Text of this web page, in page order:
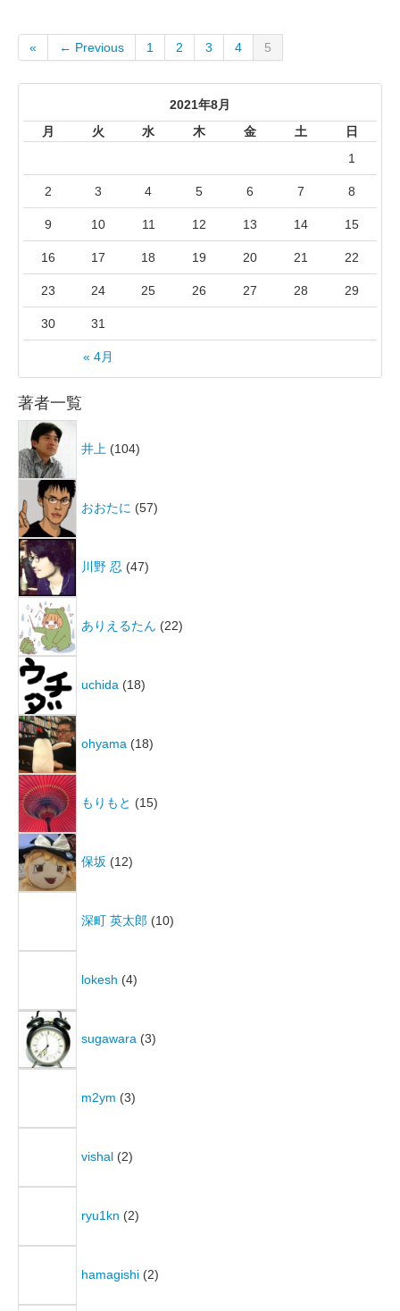
« ← Previous 1 2 3 4 5
2021年8月
月
火 水 木 金 土 日
« 4月
1
2 3 4 5 6 7 8
9 10 11 12 13 14 15
16 17 18 19 20 21 22
23 24 25 26 27 28 29
30 31
著者一覧
井上 (104)
おおたに (57)
川野 忍 (47)
ありえるたん (22)
uchida (18)
ohyama (18)
もりもと (15)
保坂 (12)
深町 英太郎 (10)
lokesh (4)
sugawara (3)
m2ym (3)
vishal (2)
ryu1kn (2)
hamagishi (2)